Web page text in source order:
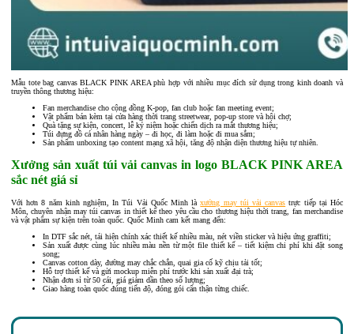
Mẫu tote bag canvas BLACK PINK AREA phù hợp với nhiều mục đích sử dụng trong kinh doanh và
truyền thông thương hiệu:
Fan merchandise cho cộng đồng K-pop, fan club hoặc fan meeting event;
Vật phẩm bán kèm tại cửa hàng thời trang streetwear, pop-up store và hội chợ;
Quà tặng sự kiện, concert, lễ kỷ niệm hoặc chiến dịch ra mắt thương hiệu;
Túi đựng đồ cá nhân hàng ngày – đi học, đi làm hoặc đi mua sắm;
Sản phẩm unboxing tạo content mạng xã hội, tăng độ nhận diện thương hiệu tự nhiên.
Xưởng sản xuất túi vải canvas in logo BLACK PINK AREA
sắc nét giá sỉ
Với hơn 8 năm kinh nghiệm, In Túi Vải Quốc Minh làxưởng may túi vải canvas trực tiếp tại Hóc
Môn, chuyên nhận may túi canvas in thiết kế theo yêu cầu cho thương hiệu thời trang, fan merchandise
và vật phẩm sự kiện trên toàn quốc. Quốc Minh cam kết mang đến:
In DTF sắc nét, tái hiện chính xác thiết kế nhiều màu, nét viền sticker và hiệu ứng graffiti;
Sản xuất được cùng lúc nhiều màu nền từ một file thiết kế – tiết kiệm chi phí khi đặt song
song;
Canvas cotton dày, đường may chắc chắn, quai gia cố kỹ chịu tải tốt;
Hỗ trợ thiết kế và gửi mockup miễn phí trước khi sản xuất đại trà;
Nhận đơn sỉ từ 50 cái, giá giảm dần theo số lượng;
Giao hàng toàn quốc đúng tiến độ, đóng gói cẩn thận từng chiếc.